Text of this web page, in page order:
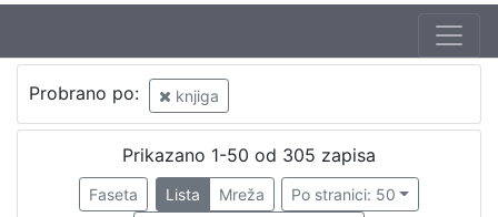
Jezik
hrvatski
87
njemački
5
španjolski
Probrano po: knjiga
Prikazano 1-50 od 305 zapisa
Faseta Lista Mreža
Po stranici: 50